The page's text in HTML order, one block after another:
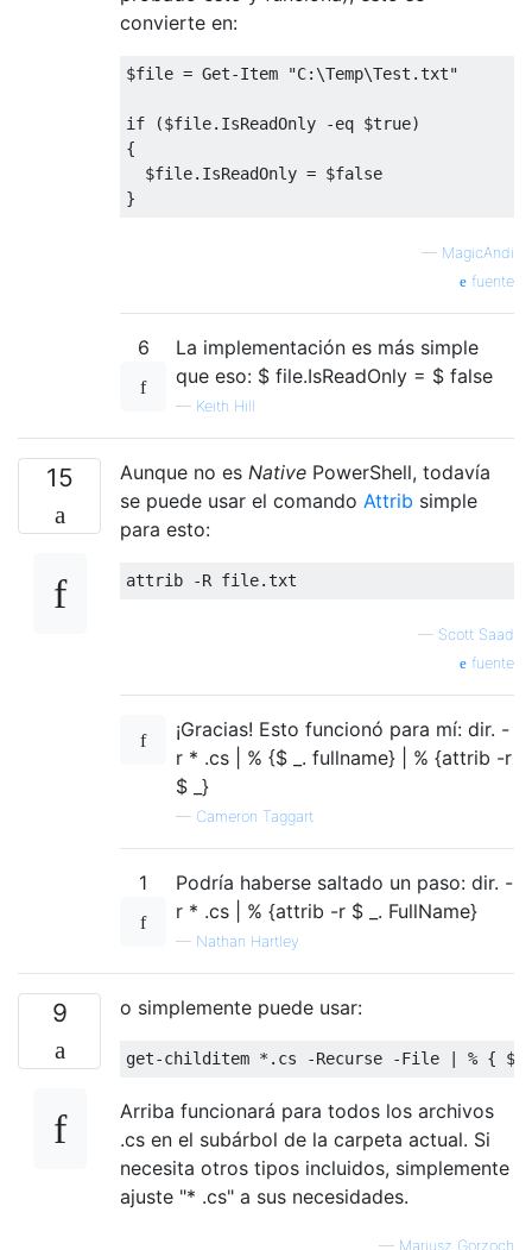
convierte en:
$file = Get-Item "C:\Temp\Test.txt"
if ($file. IsReadOnly -eq $true)
{
  $file
. IsReadOnly = $false
}
— MagicAndi
fuente
6
La implementación es más simple
que eso: $ file.IsReadOnly = $ false
— Keith Hill
15 Aunque no es Native PowerShell, todavía
se puede usar el comando Attrib simple
para esto:
attrib -R file.txt
— Scott Saad
fuente
¡Gracias! Esto funcionó para mí: dir. -
r * .cs | % {$ _. fullname} | % {attrib -r
$ _}
— Cameron Taggart
1
Podría haberse saltado un paso: dir. -
r * .cs | % {attrib -r $ _. FullName}
— Nathan Hartley
9 o simplemente puede usar:
get-childitem *. cs -Recurse -File | % { $_
Arriba funcionará para todos los archivos
.cs en el subárbol de la carpeta actual. Si
necesita otros tipos incluidos, simplemente
ajuste "* .cs" a sus necesidades.
— Mariusz Gorzoch